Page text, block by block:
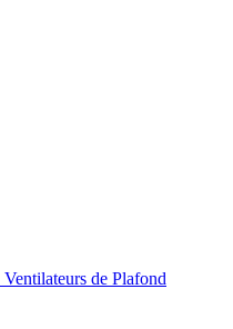
Ventilateurs de Plafond